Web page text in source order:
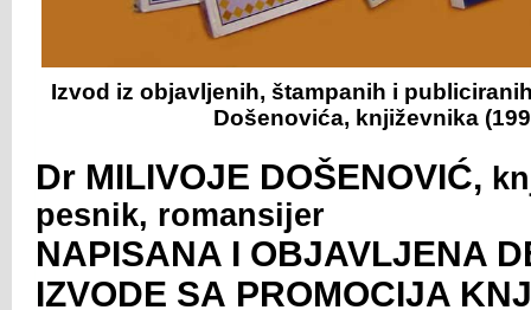
Izvod iz objavljenih, štampanih i
Došenovića, književnika
Dr MILIVOJE DOŠENOVIĆ,
pesnik, romansijer
NAPISANA I OBJAVLJENA
IZVODE SA PROMOCIJA